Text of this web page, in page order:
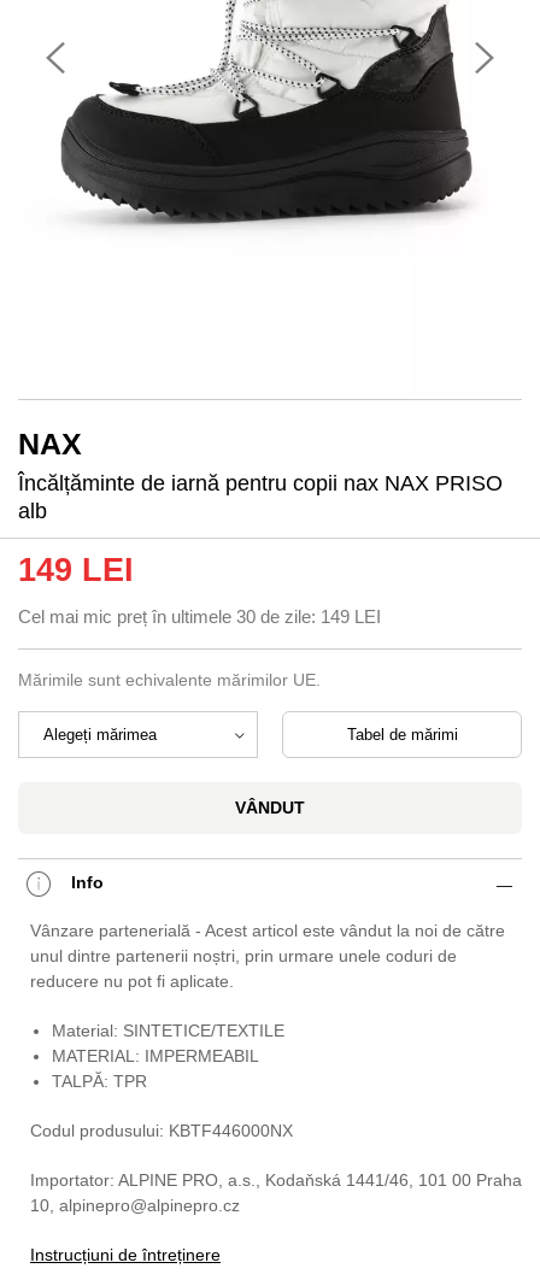
NAX
Încălțăminte de iarnă pentru copii nax NAX PRISO
alb
149 LEI
Cel mai mic preț în ultimele 30 de zile: 149 LEI
Mărimile sunt echivalente mărimilor UE.
Tabel de mărimi
VÂNDUT
Info
Vânzare partenerială - Acest articol este vândut la noi de către
unul dintre partenerii noștri, prin urmare unele coduri de
reducere nu pot fi aplicate.
Material: SINTETICE/TEXTILE
MATERIAL: IMPERMEABIL
TALPĂ: TPR
Codul produsului: KBTF446000NX
Importator: ALPINE PRO, a.s., Kodaňská 1441/46, 101 00 Praha
10, alpinepro@alpinepro.cz
Instrucțiuni de întreținere